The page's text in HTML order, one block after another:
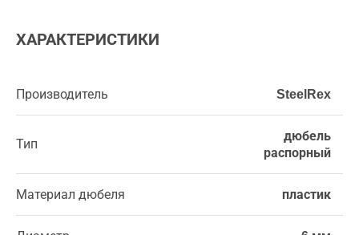
ХАРАКТЕРИСТИКИ
Производитель SteelRex
Тип
дюбель
распорный
Материал дюбеля пластик